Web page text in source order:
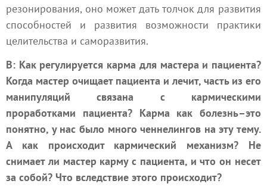
резонирования, оно может дать толчок для развития
способностей и развития возможности практики
целительства и саморазвития.
В: Как регулируется карма для мастера и пациента?
Когда мастер очищает пациента и лечит, часть из его
манипуляций связана с кармическими
проработками пациента? Карма как болезнь–это
понятно, у нас было много ченнелингов на эту тему.
А как происходит кармический механизм? Не
снимает ли мастер карму с пациента, и что он несет
за собой? Что вследствие этого происходит?